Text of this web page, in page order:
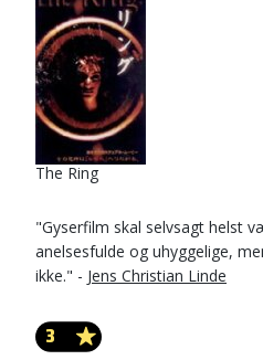
The Ring
"Gyserfilm skal selvsagt helst
anelsesfulde og uhyggelige,
ikke." - Jens Christian Linde
3